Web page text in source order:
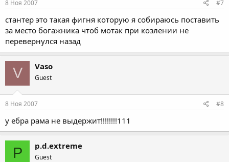
8 Ноя 2007 #7
стантер это такая фигня которую я собираюсь поставить
за место богажника чтоб мотак при козлении не
перевернулся назад
V Vaso
Guest
8 Ноя 2007 #8
у ебра рама не выдержит!!!!!!!!111
P p.d.extreme
Guest